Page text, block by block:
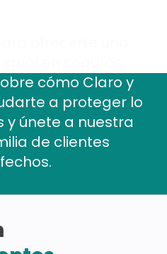
cómo Claro y
a proteger lo
y únete a nuestra
de clientes